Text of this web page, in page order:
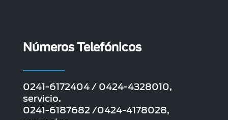
Números Telefónicos
0241-6172404 / 0424-4328010,
servicio.
0241-6187682 /0424-4178028,